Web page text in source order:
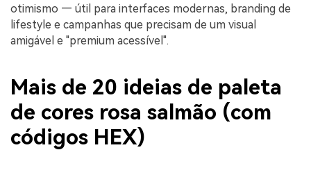
otimismo — útil para interfaces modernas, branding de
lifestyle e campanhas que precisam de um visual
amigável e "premium acessível".
Mais de 20 ideias de paleta
de cores rosa salmão (com
códigos HEX)